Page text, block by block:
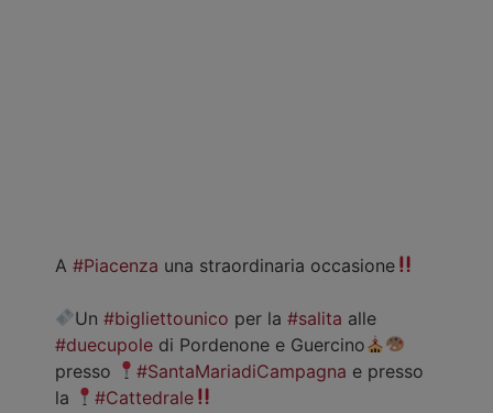
A #Piacenza una straordinaria occasione
Un#bigliettounico per la#salita alle
#duecupole di Pordenone e Guercino
presso
#SantaMariadiCampagna e presso
la
#Cattedrale